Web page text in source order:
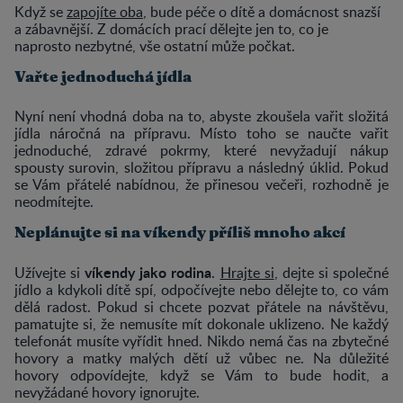
Když sezapojíte oba, bude péče o dítě a domácnost snazší
a zábavnější. Z domácích prací dělejte jen to, co je
naprosto nezbytné, vše ostatní může počkat.
Vařte jednoduchá jídla
Nyní není vhodná doba na to, abyste zkoušela vařit složitá
jídla náročná na přípravu. Místo toho se naučte vařit
jednoduché, zdravé pokrmy, které nevyžadují nákup
spousty surovin, složitou přípravu a následný úklid. Pokud
se Vám přátelé nabídnou, že přinesou večeři, rozhodně je
neodmítejte.
Neplánujte si na víkendy příliš mnoho akcí
Užívejte sivíkendy jako rodina. Hrajte si, dejte si společné
jídlo a kdykoli dítě spí, odpočívejte nebo dělejte to, co vám
dělá radost. Pokud si chcete pozvat přátele na návštěvu,
pamatujte si, že nemusíte mít dokonale uklizeno. Ne každý
telefonát musíte vyřídit hned. Nikdo nemá čas na zbytečné
hovory a matky malých dětí už vůbec ne. Na důležité
hovory odpovídejte, když se Vám to bude hodit, a
nevyžádané hovory ignorujte.